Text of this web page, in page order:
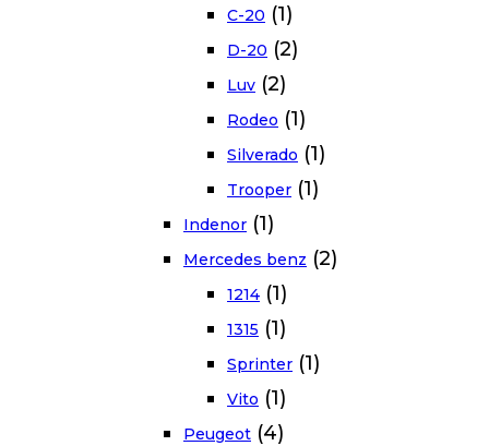
C-20 (1)
D-20 (2)
Luv (2)
Rodeo (1)
Silverado (1)
Trooper (1)
Indenor (1)
Mercedes benz (2)
1214 (1)
1315 (1)
Sprinter (1)
Vito (1)
Peugeot (4)